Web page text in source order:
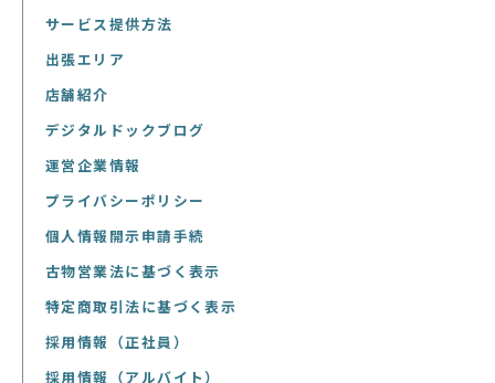
サービス提供方法
出張エリア
店舗紹介
デジタルドックブログ
運営企業情報
プライバシーポリシー
個人情報開示申請手続
古物営業法に基づく表示
特定商取引法に基づく表示
採用情報（正社員）
採用情報（アルバイト）